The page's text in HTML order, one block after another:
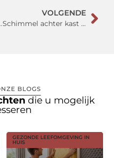
plafond
VOLGENDE
Schimmel achter kast buitenmuur
BLOGS
die u mogelijk
GEZONDE LEEFOMGEVING IN
HUIS